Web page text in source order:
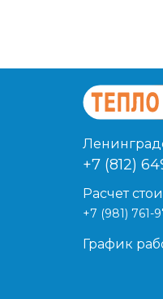
+7 (812)
Расчет
+7 (981) 761-
График